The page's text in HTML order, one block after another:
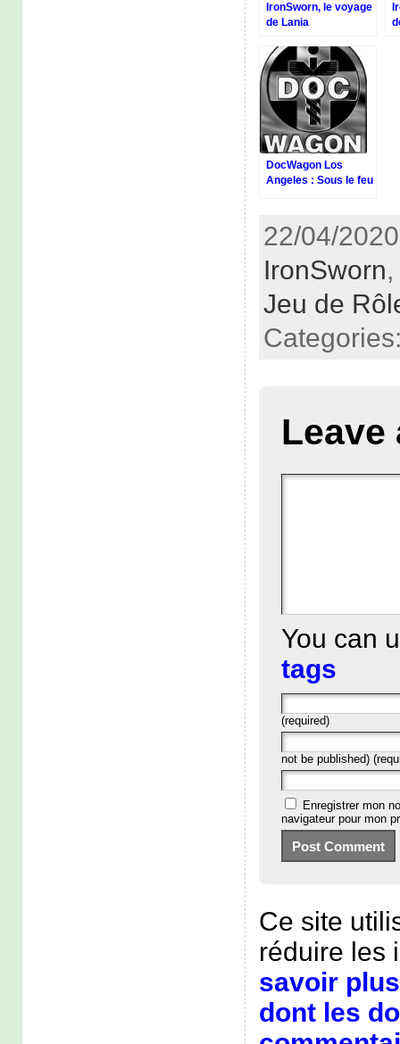
IronSworn, le voyage
de Lania
DocWagon Los
Angeles : Sous le feu
22/04/
IronSworn,
Jeu de
Leave
You can
tags
(required)
not be published)
Enregistrer mon
navigateur pour mon
Ce site
réduire les
savoir
dont les